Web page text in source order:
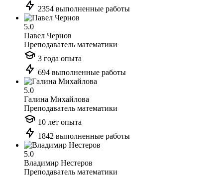
2354 выполненные работы
5.0
Павел Чернов
Преподаватель математики
3 года опыта
694 выполненные работы
5.0
Галина Михайлова
Преподаватель математики
10 лет опыта
1842 выполненные работы
5.0
Владимир Нестеров
Преподаватель математики